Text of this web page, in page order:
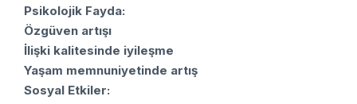
Psikolojik Fayda:
Özgüven artışı
İlişki kalitesinde iyileşme
Yaşam memnuniyetinde artış
Sosyal Etkiler: